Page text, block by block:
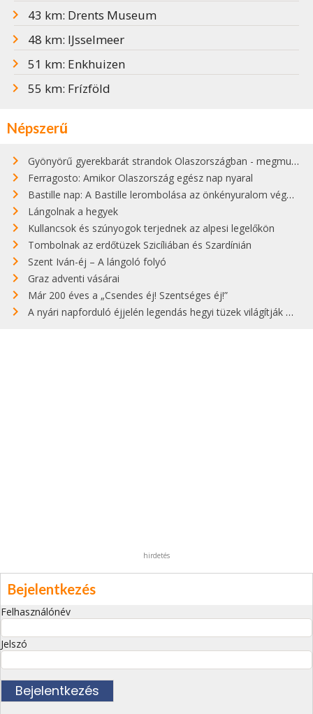
43 km: Drents Museum
48 km: IJsselmeer
51 km: Enkhuizen
55 km: Frízföld
Népszerű
Gyönyörű gyerekbarát strandok Olaszországban - megmutatjuk a 15 legjobbat
Ferragosto: Amikor Olaszország egész nap nyaral
Bastille nap: A Bastille lerombolása az önkényuralom végét jelentette
Lángolnak a hegyek
Kullancsok és szúnyogok terjednek az alpesi legelőkön
Tombolnak az erdőtüzek Szicíliában és Szardínián
Szent Iván-éj – A lángoló folyó
Graz adventi vásárai
Már 200 éves a „Csendes éj! Szentséges éj!”
A nyári napforduló éjjelén legendás hegyi tüzek világítják meg Zugspitzét
hirdetés
Bejelentkezés
Felhasználónév
Jelszó